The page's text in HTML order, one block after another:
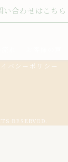
い合わせはこちら
バシーポリシー
RESERVED.